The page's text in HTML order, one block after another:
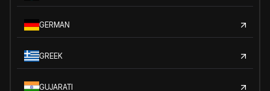
GERMAN
GREEK
GUJARATI